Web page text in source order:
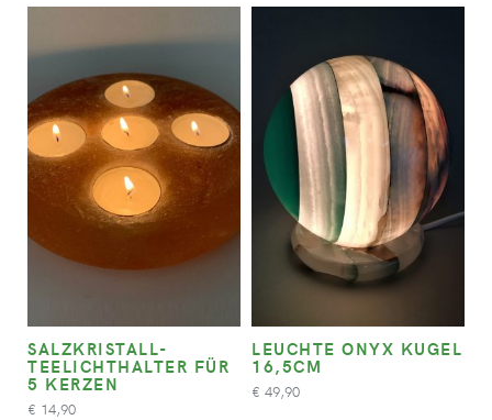
SALZKRISTALL-
TEELICHTHALTER FÜR
5 KERZEN
€ 14,90
LEUCHTE ONYX KUGEL
16,5CM
€ 49,90